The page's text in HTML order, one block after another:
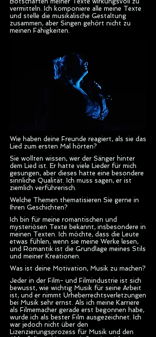
vermitteln. Ich komponiere alle meine Texte
und stelle die musikalische Gestaltung
zusammen, aber Singen gehört nicht zu
meinen Fähigkeiten.
Wie haben deine Freunde reagiert, als sie das
Lied zum ersten Mal hörten?
Sie wollten wissen, wer der Sänger hinter
dem Lied ist. Er hatte viele Lieder für mich
gesungen, aber dieses hatte eine besondere
sinnliche Qualität. Ich muss sagen, er ist
ziemlich verführerisch.
Welche Themen thematisieren Sie gerne in
Ihren Geschichten?
Ich bin für meine romantischen und
mysteriösen Texte bekannt, insbesondere in
meinen Texten. Ich möchte, dass die Leute
etwas fühlen, wenn sie meine Werke lesen,
und Romantik ist die Grundlage meines Stils
und meiner Kreationen.
Was ist deine Motivation, Musik zu machen?
Jeder in der Film- und Filmindustrie ist sich
bewusst, wie wichtig Musik für seine Arbeit
ist, und er nimmt Urheberrechtsverletzungen
bei Musik sehr ernst. Als ich meine Karriere
als Filmemacher gerade erst begonnen habe,
wurde ich als bester Film ausgezeichnet. Ich
war jedoch nicht über den
Lizenzierungsprozess für Musik und den